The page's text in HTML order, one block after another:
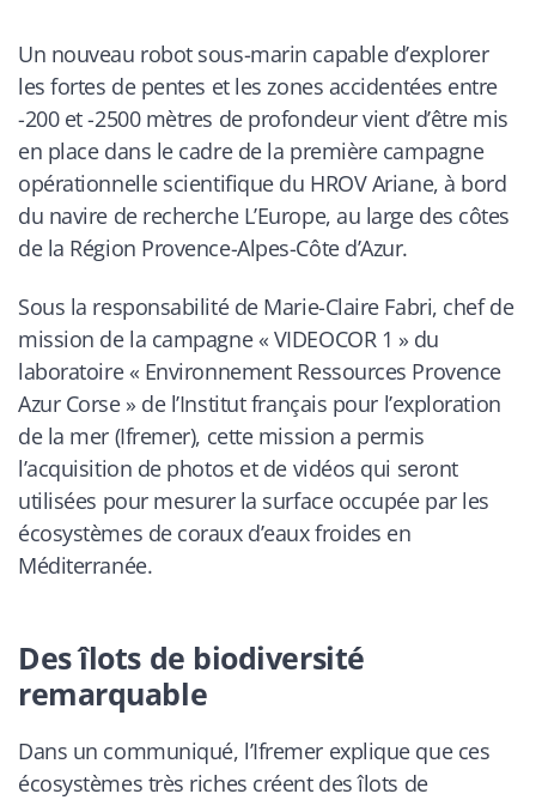
Un nouveau robot sous-marin capable d’explorer
les fortes de pentes et les zones accidentées entre
-200 et -2500 mètres de profondeur vient d’être mis
en place dans le cadre de la première campagne
opérationnelle scientifique du HROV Ariane, à bord
du navire de recherche L’Europe, au large des côtes
de la Région Provence-Alpes-Côte d’Azur.
Sous la responsabilité de Marie-Claire Fabri, chef de
mission de la campagne « VIDEOCOR 1 » du
laboratoire « Environnement Ressources Provence
Azur Corse » de l’Institut français pour l’exploration
de la mer (Ifremer), cette mission a permis
l’acquisition de photos et de vidéos qui seront
utilisées pour mesurer la surface occupée par les
écosystèmes de coraux d’eaux froides en
Méditerranée.
Des îlots de biodiversité
remarquable
Dans un communiqué, l’Ifremer explique que ces
écosystèmes très riches créent des îlots de